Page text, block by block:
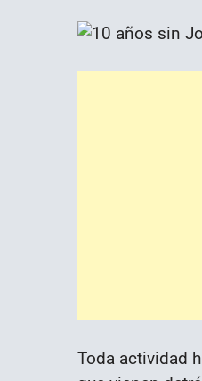
Toda actividad